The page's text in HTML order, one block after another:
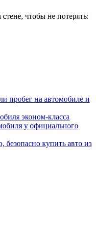
чтобы не потерять:
пробег на автомобиле и
эконом-класса
у официального
купить авто из